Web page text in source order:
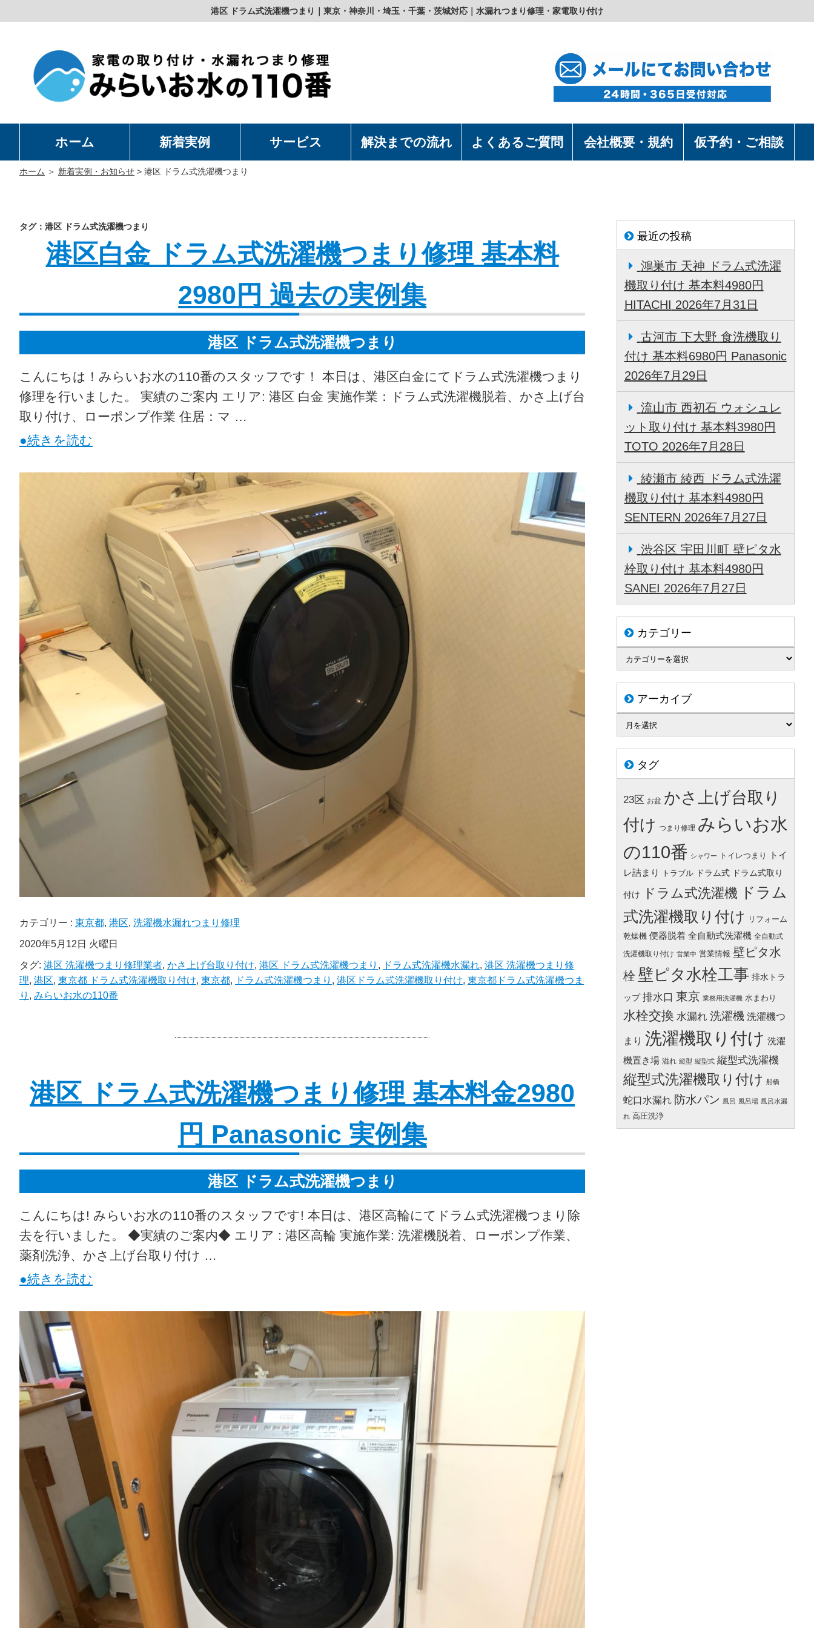
港区 ドラム式洗濯機つまり｜東京・神奈川・埼玉・千葉・茨城対応｜水漏れつまり修理・家電取り付け
ホーム 新着実例 サービス 解決までの流れ よくあるご質問 会社概要・規約 仮予約・ご相談
ホーム ＞ 新着実例・お知らせ > 港区 ドラム式洗濯機つまり
タグ：港区 ドラム式洗濯機つまり
港区白金 ドラム式洗濯機つまり修理 基本料
2980円 過去の実例集
港区 ドラム式洗濯機つまり
こんにちは！みらいお水の110番のスタッフです！ 本日は、港区白金にてドラム式洗濯機つまり
修理を行いました。 実績のご案内 エリア: 港区 白金 実施作業：ドラム式洗濯機脱着、かさ上げ台
取り付け、ローポンプ作業 住居：マ …
●続きを読む
カテゴリー : 東京都, 港区, 洗濯機水漏れつまり修理
2020年5月12日 火曜日
タグ: 港区 洗濯機つまり修理業者, かさ上げ台取り付け, 港区 ドラム式洗濯機つまり , ドラム式洗濯機水漏れ, 港区 洗濯機つまり修
理, 港区, 東京都 ドラム式洗濯機取り付け, 東京都, ドラム式洗濯機つまり , 港区ドラム式洗濯機取り付け, 東京都ドラム式洗濯機つま
り , みらいお水の110番
港区 ドラム式洗濯機つまり修理 基本料金2980
円 Panasonic 実例集
港区 ドラム式洗濯機つまり
こんにちは! みらいお水の110番のスタッフです! 本日は、港区高輪にてドラム式洗濯機つまり除
去を行いました。 ◆実績のご案内◆ エリア : 港区高輪 実施作業: 洗濯機脱着、ローポンプ作業、
薬剤洗浄、かさ上げ台取り付け …
●続きを読む
最近の投稿
鴻巣市 天神 ドラム式洗濯
機取り付け 基本料4980円
HITACHI 2026年7月31日
古河市 下大野 食洗機取り
付け 基本料6980円 Panasonic
2026年7月29日
流山市 西初石 ウォシュレ
ット取り付け 基本料3980円
TOTO 2026年7月28日
綾瀬市 綾西 ドラム式洗濯
機取り付け 基本料4980円
SENTERN 2026年7月27日
渋谷区 宇田川町 壁ピタ水
栓取り付け 基本料4980円
SANEI 2026年7月27日
カテゴリー
アーカイブ
タグ
23区 お盆 かさ上げ台取り
付け つまり修理 みらいお水
の110番 シャワー トイレつまり
トイ
レ詰まり
トラブル ドラム式 ドラム式取り
付け ドラム式洗濯機 ドラム
式洗濯機取り付け
リフォーム
乾燥機 便器脱着 全自動式洗濯機 全自動式
洗濯機取り付け 営業中 営業情報 壁ピタ水
栓 壁ピタ水栓工事 排水トラ
ップ 排水口 東京 業務用洗濯機 水まわり
水栓交換 水漏れ 洗濯機 洗濯機つ
まり 洗濯機取り付け 洗濯
機置き場 溢れ 縦型 縦型式 縦型式洗濯機
縦型式洗濯機取り付け 船橋
蛇口水漏れ 防水パン 風呂 風呂場 風呂水漏
れ 高圧洗浄